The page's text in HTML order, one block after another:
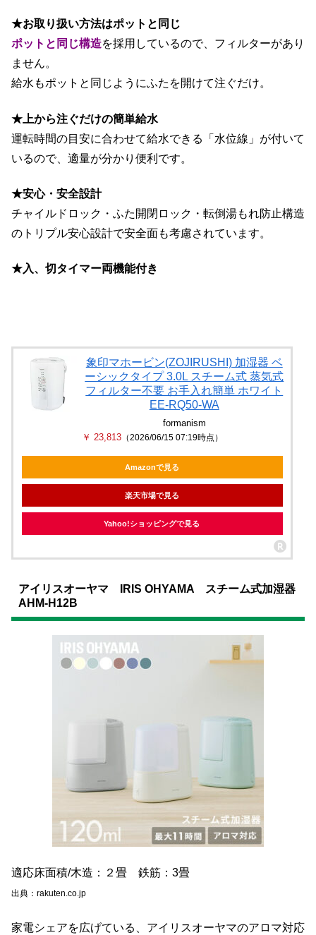
★お取り扱い方法はポットと同じ
ポットと同じ構造を採用しているので、フィルターがあり
ません。
給水もポットと同じようにふたを開けて注ぐだけ。
★上から注ぐだけの簡単給水
運転時間の目安に合わせて給水できる「水位線」が付いて
いるので、適量が分かり便利です。
★安心・安全設計
チャイルドロック・ふた開閉ロック・転倒湯もれ防止構造
のトリプル安心設計で安全面も考慮されています。
★入、切タイマー両機能付き
象印マホービン(ZOJIRUSHI) 加湿器 ベ
ーシックタイプ 3.0L スチーム式 蒸気式
フィルター不要 お手入れ簡単 ホワイト
EE-RQ50-WA
formanism
￥ 23,813（2026/06/15 07:19時点）
Amazonで見る
楽天市場で見る
Yahoo!ショッピングで見る
アイリスオーヤマ IRIS OHYAMA スチーム式加湿器
AHM-H12B
適応床面積/木造：２畳 鉄筋：3畳
出典：rakuten.co.jp
家電シェアを広げている、アイリスオーヤマのアロマ対応